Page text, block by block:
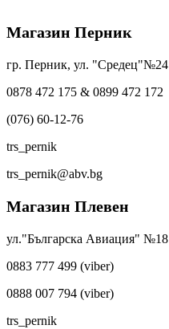
Магазин Перник
гр. Перник, ул. "Средец"№24
0878 472 175 & 0899 472 172
(076) 60-12-76
trs_pernik
trs_pernik@abv.bg
Магазин Плевен
ул."Българска Авиация" №18
0883 777 499 (viber)
0888 007 794 (viber)
trs_pernik